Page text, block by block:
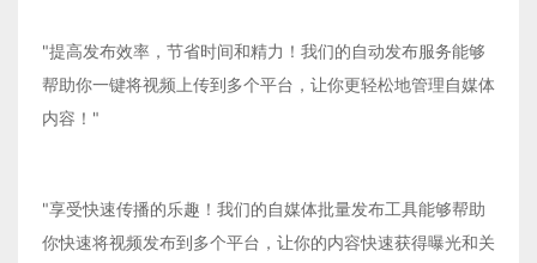
"提高发布效率，节省时间和精力！我们的自动发布服务能够
帮助你一键将视频上传到多个平台，让你更轻松地管理自媒体
内容！"
"享受快速传播的乐趣！我们的自媒体批量发布工具能够帮助
你快速将视频发布到多个平台，让你的内容快速获得曝光和关